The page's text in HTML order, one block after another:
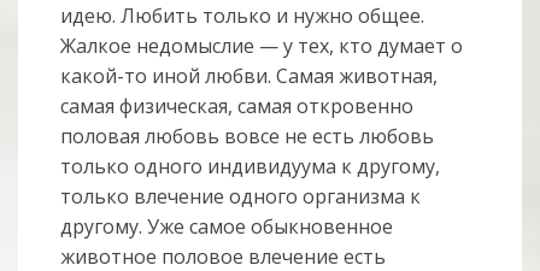
идею. Любить только и нужно общее.
Жалкое недомыслие — у тех, кто думает о
какой-то иной любви. Самая животная,
самая физическая, самая откровенно
половая любовь вовсе не есть любовь
только одного индивидуума к другому,
только влечение одного организма к
другому. Уже самое обыкновенное
животное половое влечение есть